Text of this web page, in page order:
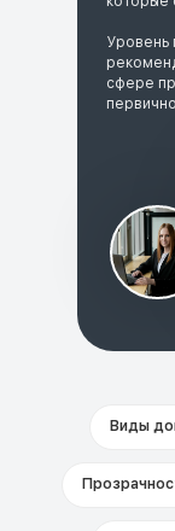
Уровень
сфере
Виды